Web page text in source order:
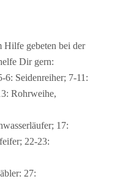
gebeten bei der
Dir gern:
6: Seidenreiher; 7-11:
Rohrweihe,
17:
22-23:
27: